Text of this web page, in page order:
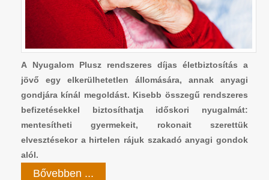
A Nyugalom Plusz rendszeres díjas életbiztosítás a
jövő egy elkerülhetetlen állomására, annak anyagi
gondjára kínál megoldást. Kisebb összegű rendszeres
befizetésekkel biztosíthatja időskori nyugalmát:
mentesítheti gyermekeit, rokonait szerettük
elvesztésekor a hirtelen rájuk szakadó anyagi gondok
alól.
Bővebben ...